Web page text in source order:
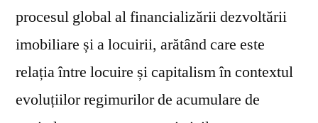
procesul global al financializării dezvoltării
imobiliare și a locuirii, arătând care este
relația între locuire și capitalism în contextul
evoluțiilor regimurilor de acumulare de